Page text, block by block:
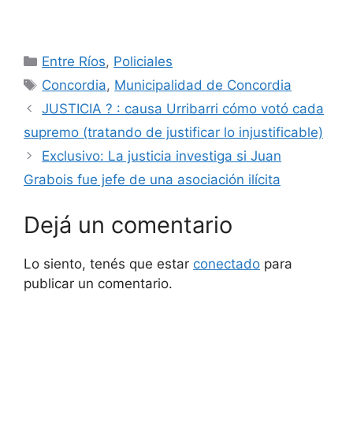
Categorías
Entre Ríos, Policiales
Etiquetas
Concordia, Municipalidad de Concordia
JUSTICIA ? : causa Urribarri cómo votó cada
supremo (tratando de justificar lo injustificable)
Exclusivo: La justicia investiga si Juan
Grabois fue jefe de una asociación ilícita
Dejá un comentario
Lo siento, tenés que estar conectado para
publicar un comentario.